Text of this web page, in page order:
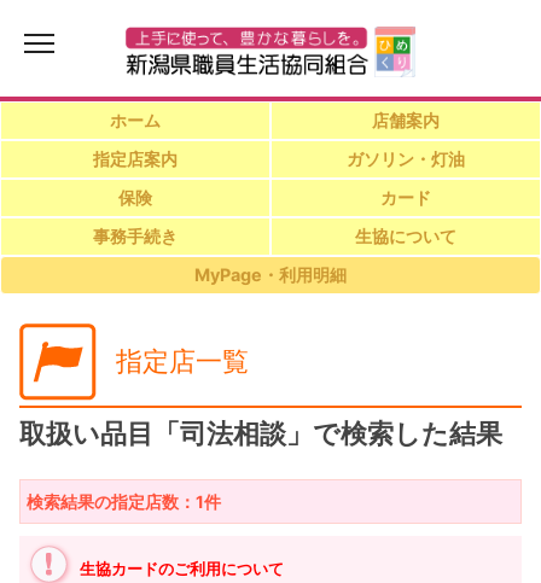
ホーム
店舗案内
指定店案内
ガソリン・灯油
保険
カード
事務手続き
生協について
MyPage・利用明細
指定店一覧
取扱い品目「司法相談」で検索した結果
検索結果の指定店数：1件
生協カードのご利用について